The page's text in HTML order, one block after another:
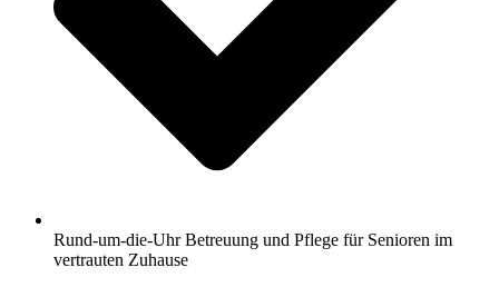
Rund-um-die-Uhr Betreuung und Pflege für Senioren im
vertrauten Zuhause